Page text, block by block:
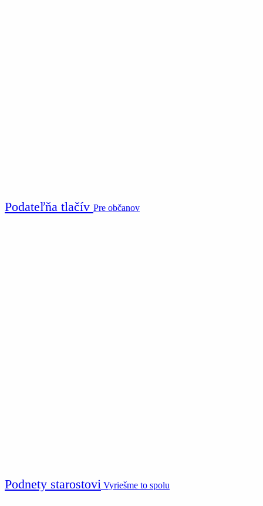
Podateľňa tlačív Pre občanov
Podnety starostovi Vyriešme to spolu